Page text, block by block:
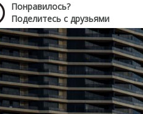
Понравилось?
Поделитесь с друзьями